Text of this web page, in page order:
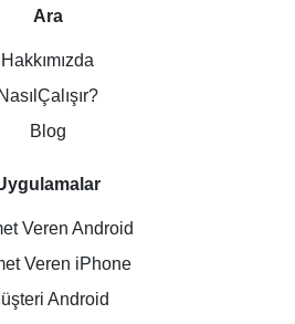
Ara
Hakkımızda
NasılÇalışır?
Blog
Veren Android
Veren iPhone
Android